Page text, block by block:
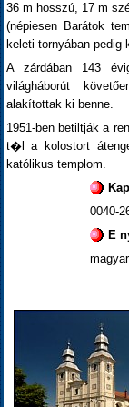
36 m hosszú, 17 m
(népiesen Barátok
keleti tornyában pedig
A zárdában 143
világháborút
alakítottak ki benne.
1951-ben betiltják a
t�l a kolostort
katólikus templom.
0040-
E